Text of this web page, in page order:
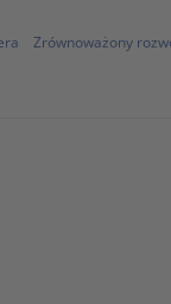
Zrównoważony